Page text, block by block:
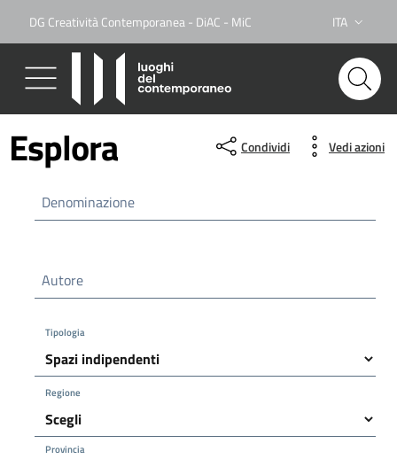
DG Creatività Contemporanea - DiAC - MiC Lingua
ITA
Esplora Condividi Vedi azioni
Denominazione
Autore
Tipologia
Regione
Provincia